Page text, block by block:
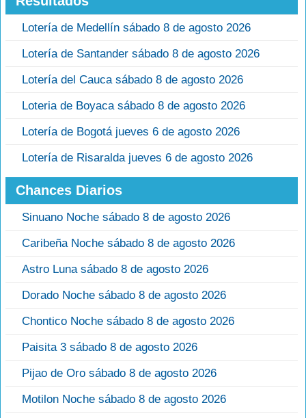
Lotería de Medellín sábado 8 de agosto 2026
Lotería de Santander sábado 8 de agosto 2026
Lotería del Cauca sábado 8 de agosto 2026
Loteria de Boyaca sábado 8 de agosto 2026
Lotería de Bogotá jueves 6 de agosto 2026
Lotería de Risaralda jueves 6 de agosto 2026
Chances Diarios
Sinuano Noche sábado 8 de agosto 2026
Caribeña Noche sábado 8 de agosto 2026
Astro Luna sábado 8 de agosto 2026
Dorado Noche sábado 8 de agosto 2026
Chontico Noche sábado 8 de agosto 2026
Paisita 3 sábado 8 de agosto 2026
Pijao de Oro sábado 8 de agosto 2026
Motilon Noche sábado 8 de agosto 2026